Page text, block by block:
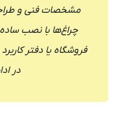
مشخصات فنی و
چراغ‌ها با نصب
فروشگاه یا دفتر
در